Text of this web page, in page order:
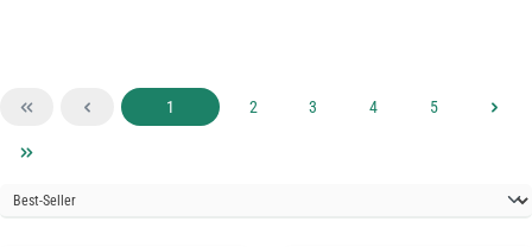
Page
1 Page
2 Page
3 Page
4 Page
5